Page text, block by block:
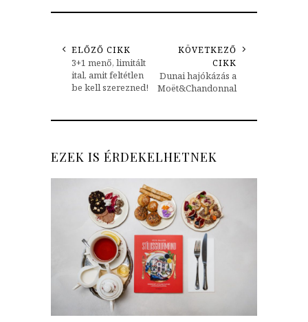
ELŐZŐ CIKK
3+1 menő, limitált
ital, amit feltétlen
be kell szerezned!
KÖVETKEZŐ
CIKK
Dunai hajókázás a
Moët&Chandonnal
EZEK IS ÉRDEKELHETNEK